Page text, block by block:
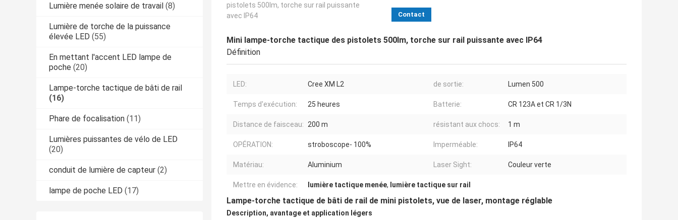
Lumière menée solaire de travail (8)
Lumière de torche de la puissance
élevée LED (55)
En mettant l'accent LED lampe de
poche (20)
Lampe-torche tactique de bâti de rail
(16)
Phare de focalisation (11)
Lumières puissantes de vélo de LED
(20)
conduit de lumière de capteur (2)
lampe de poche LED (17)
pistolets 500lm, torche sur rail puissante
avec IP64
Contact
Mini lampe-torche tactique des pistolets 500lm, torche sur rail puissante avec IP64
Définition
LED: Cree XM L2 de sortie: Lumen 500
Temps d'exécution: 25 heures Batterie: CR 123A et CR 1/3N
Distance de faisceau: 200 m résistant aux chocs: 1 m
OPÉRATION: stroboscope- 100% Imperméable: IP64
Matériau: Aluminium Laser Sight: Couleur verte
Mettre en évidence: lumière tactique menée, lumière tactique sur rail
Lampe-torche tactique de bâti de rail de mini pistolets, vue de laser, montage réglable
Description, avantage et application légers